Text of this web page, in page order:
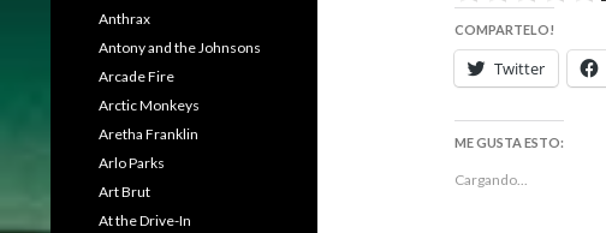
COMPARTELO!
Twitter
ME GUSTA ESTO:
Cargando...
Anthrax
Antony and the Johnsons
Arcade Fire
Arctic Monkeys
Aretha Franklin
Arlo Parks
Art Brut
At the Drive-In